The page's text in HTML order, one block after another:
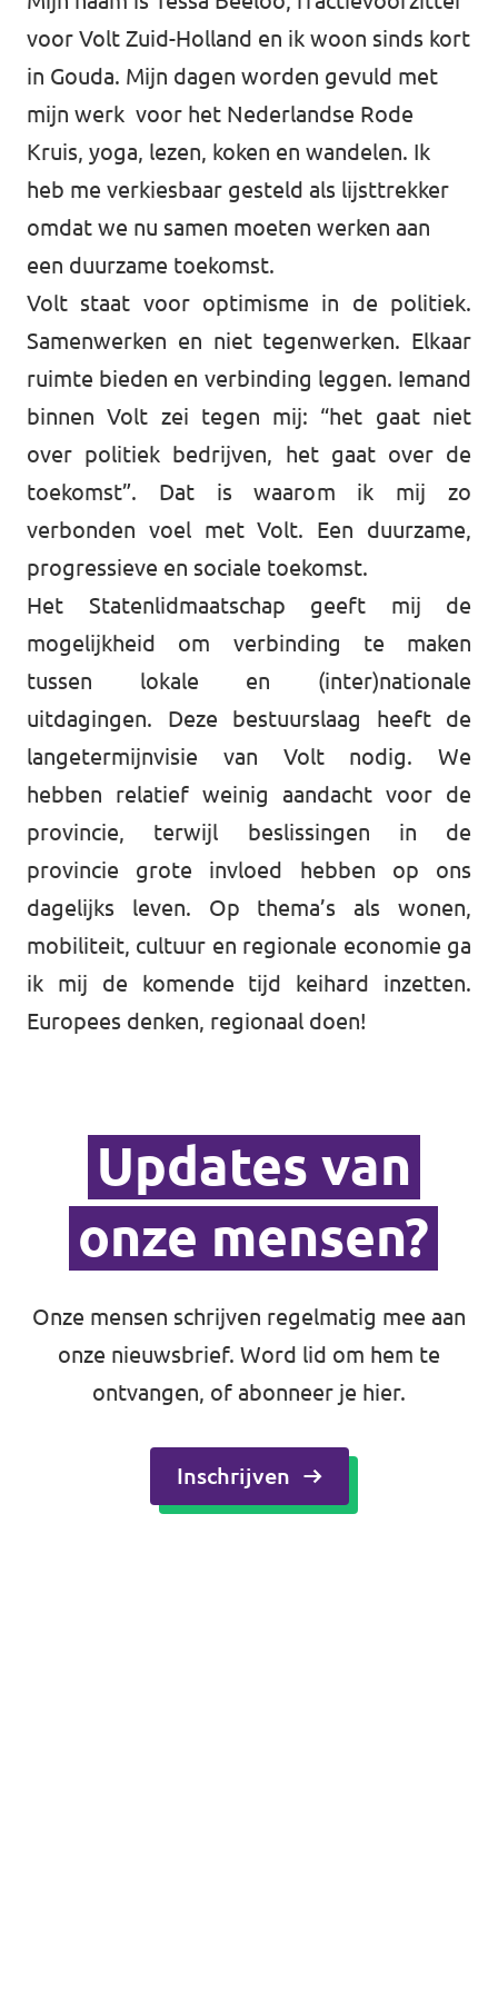
Werken bij Volt
Contact
Sprekersaanvraag
Volt There - Buitenlandstichting Volt
Charge - Wetenschappelijk Platform Volt
voor Volt Zuid-Holland en ik woon sinds kort
in Gouda. Mijn dagen worden gevuld met
mijn werk voor het Nederlandse Rode
Kruis, yoga, lezen, koken en wandelen. Ik
heb me verkiesbaar gesteld als lijsttrekker
omdat we nu samen moeten werken aan
een duurzame toekomst.
Volt staat voor optimisme in de politiek.
Samenwerken en niet tegenwerken. Elkaar
ruimte bieden en verbinding leggen. Iemand
binnen Volt zei tegen mij: “het gaat niet
over politiek bedrijven, het gaat over de
toekomst”. Dat is waarom ik mij zo
verbonden voel met Volt. Een duurzame,
progressieve en sociale toekomst.
Het Statenlidmaatschap geeft mij de
mogelijkheid om verbinding te maken
tussen lokale en (inter)nationale
uitdagingen. Deze bestuurslaag heeft de
langetermijnvisie van Volt nodig. We
hebben relatief weinig aandacht voor de
provincie, terwijl beslissingen in de
provincie grote invloed hebben op ons
dagelijks leven. Op thema’s als wonen,
mobiliteit, cultuur en regionale economie ga
ik mij de komende tijd keihard inzetten.
Europees denken, regionaal doen!
Updates van
onze mensen?
Onze mensen schrijven regelmatig mee aan
onze nieuwsbrief. Word lid om hem te
ontvangen, of abonneer je hier.
Inschrijven